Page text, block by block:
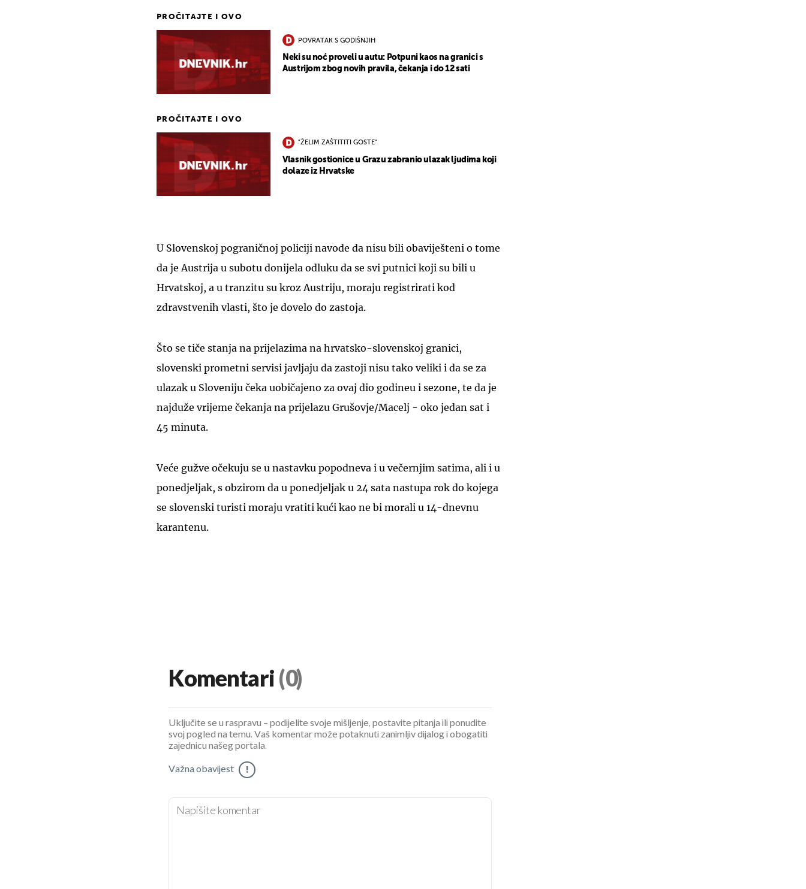
PROČITAJTE I OVO
POVRATAK S GODIŠNJIH
Neki su noć proveli u autu: Potpuni kaos na granici s
Austrijom zbog novih pravila, čekanja i do 12 sati
PROČITAJTE I OVO
"ŽELIM ZAŠTITITI GOSTE"
Vlasnik gostionice u Grazu zabranio ulazak ljudima koji
dolaze iz Hrvatske
U Slovenskoj pograničnoj policiji navode da nisu bili obaviješteni o tome
da je Austrija u subotu donijela odluku da se svi putnici koji su bili u
Hrvatskoj, a u tranzitu su kroz Austriju, moraju registrirati kod
zdravstvenih vlasti, što je dovelo do zastoja.
Što se tiče stanja na prijelazima na hrvatsko-slovenskoj granici,
slovenski prometni servisi javljaju da zastoji nisu tako veliki i da se za
ulazak u Sloveniju čeka uobičajeno za ovaj dio godineu i sezone, te da je
najduže vrijeme čekanja na prijelazu Grušovje/Macelj - oko jedan sat i
45 minuta.
Veće gužve očekuju se u nastavku popodneva i u večernjim satima, ali i u
ponedjeljak, s obzirom da u ponedjeljak u 24 sata nastupa rok do kojega
se slovenski turisti moraju vratiti kući kao ne bi morali u 14-dnevnu
karantenu.
Komentari (0)
Uključite se u raspravu – podijelite svoje mišljenje, postavite pitanja ili ponudite
svoj pogled na temu. Vaš komentar može potaknuti zanimljiv dijalog i obogatiti
zajednicu našeg portala.
Važna obavijest !